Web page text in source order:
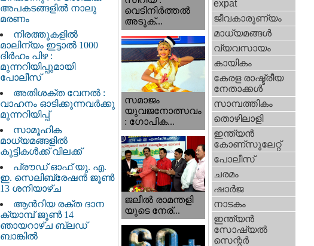
അപകടങ്ങളിൽ നാലു
മരണം
നിരത്തുകളിൽ
മാലിന്യം ഇട്ടാൽ 1000
ദിർഹം പിഴ :
മുന്നറിയിപ്പുമായി
പോലീസ്
അതിശക്ത വേനൽ :
വാഹനം ഓടിക്കുന്നവർക്കു
മുന്നറിയിപ്പ്
സാമൂഹിക
മാധ്യമങ്ങളിൽ
കുട്ടികൾക്ക് വിലക്ക്
പ്രൗഡ് ഓഫ് യു. എ.
ഇ. സെലിബ്രേഷൻ ജൂൺ
13 ശനിയാഴ്ച
ആൻറിയ രക്ത ദാന
ക്യാമ്പ് ജൂൺ 14
ഞായറാഴ്ച ബ്ലഡ്
ബാങ്കിൽ
വെടിനിർത്തൽ
അടുക്...
സമാജം
യുവജനോത്സവം
: ഗോപിക...
ജലീല്‍ രാമന്തളി
യുടെ നേര്...
expat
ജീവകാരുണ്യം
മാധ്യമങ്ങള്‍
വ്യവസായം
കായികം
കേരള രാഷ്ട്രീയ
നേതാക്കള്‍
സാമ്പത്തികം
തൊഴിലാളി
ഇന്ത്യന്‍
കോണ്സുലേറ്റ്
പോലീസ്
ചരമം
ഷാര്‍ജ
നാടകം
ഇന്ത്യന്‍
സോഷ്യല്‍
സെന്റര്‍